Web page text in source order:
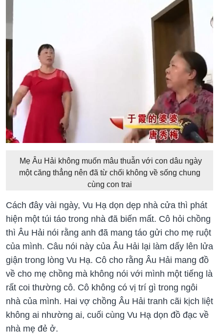
Mẹ Âu Hải không muốn mâu thuẫn với con dâu ngày
một căng thẳng nên đã từ chối không về sống chung
cùng con trai
Cách đây vài ngày, Vu Hạ dọn dẹp nhà cửa thì phát
hiện một túi táo trong nhà đã biến mất. Cô hỏi chồng
thì Âu Hải nói rằng anh đã mang táo gửi cho mẹ ruột
của mình. Câu nói này của Âu Hải lại làm dấy lên lửa
giận trong lòng Vu Hạ. Cô cho rằng Âu Hải mang đồ
về cho mẹ chồng mà không nói với mình một tiếng là
rất coi thường cô. Cô không có vị trí gì trong ngôi
nhà của mình. Hai vợ chồng Âu Hải tranh cãi kịch liệt
không ai nhường ai, cuối cùng Vu Hạ dọn đồ đạc về
nhà mẹ đẻ ở.